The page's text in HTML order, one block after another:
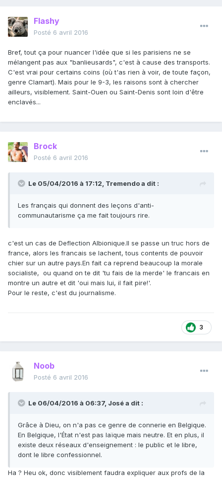
Flashy
Posté 6 avril 2016
Bref, tout ça pour nuancer l'idée que si les parisiens ne se
mélangent pas aux "banlieusards", c'est à cause des transports.
C'est vrai pour certains coins (où t'as rien à voir, de toute façon,
genre Clamart). Mais pour le 9-3, les raisons sont à chercher
ailleurs, visiblement. Saint-Ouen ou Saint-Denis sont loin d'être
enclavés...
Brock
Posté 6 avril 2016
Le 05/04/2016 à 17:12, Tremendo a dit :
Les français qui donnent des leçons d'anti-
communautarisme ça me fait toujours rire.
c'est un cas de Deflection Albionique.Il se passe un truc hors de
france, alors les francais se lachent, tous contents de pouvoir
chier sur un autre pays.En fait ca reprend beaucoup la morale
socialiste, ou quand on te dit 'tu fais de la merde' le francais en
montre un autre et dit 'oui mais lui, il fait pire!'.
Pour le reste, c'est du journalisme.
3
Noob
Posté 6 avril 2016
Le 06/04/2016 à 06:37, José a dit :
Grâce à Dieu, on n'a pas ce genre de connerie en Belgique.
En Belgique, l'État n'est pas laïque mais neutre. Et en plus, il
existe deux réseaux d'enseignement : le public et le libre,
dont le libre confessionnel.
Ha ? Heu ok, donc visiblement faudra expliquer aux profs de la